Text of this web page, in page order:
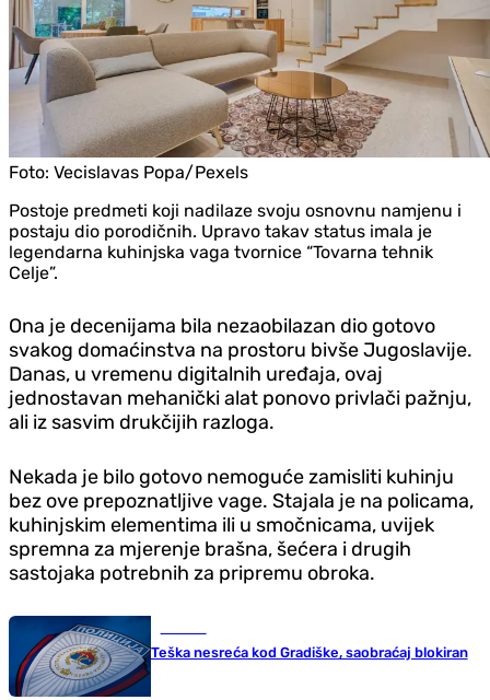
Foto: Vecislavas Popa/Pexels
Postoje predmeti koji nadilaze svoju osnovnu namjenu i
postaju dio porodičnih. Upravo takav status imala je
legendarna kuhinjska vaga tvornice “Tovarna tehnik
Celje”.
Ona je decenijama bila nezaobilazan dio gotovo
svakog domaćinstva na prostoru bivše Jugoslavije.
Danas, u vremenu digitalnih uređaja, ovaj
jednostavan mehanički alat ponovo privlači pažnju,
ali iz sasvim drukčijih razloga.
Nekada je bilo gotovo nemoguće zamisliti kuhinju
bez ove prepoznatljive vage. Stajala je na policama,
kuhinjskim elementima ili u smočnicama, uvijek
spremna za mjerenje brašna, šećera i drugih
sastojaka potrebnih za pripremu obroka.
Teška nesreća kod Gradiške, saobraćaj blokiran